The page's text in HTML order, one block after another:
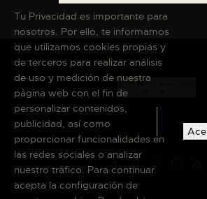
Tu Privacidad es importante para
nosotros. Por ello, te informamos
que utilizamos cookies propias y
de terceros para realizar análisis
de uso y medición de nuestra
página web con el fin de
personalizar contenidos,
publicidad, así como
proporcionar funcionalidades en
las redes sociales o analizar
nuestro tráfico. Para continuar
acepta la configuración de